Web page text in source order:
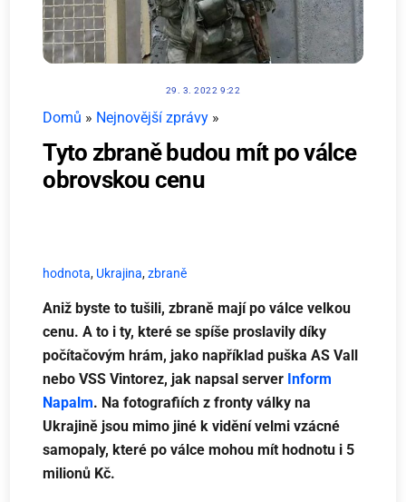
29. 3. 2022 9:22
Domů » Nejnovější zprávy »
Tyto zbraně budou mít po válce
obrovskou cenu
hodnota, Ukrajina,zbraně
Aniž byste to tušili, zbraně mají po válce velkou
cenu. A to i ty, které se spíše proslavily díky
počítačovým hrám, jako například puška AS Vall
nebo VSS Vintorez, jak napsal server Inform
Napalm. Na fotografiích z fronty války na
Ukrajině jsou mimo jiné k vidění velmi vzácné
samopaly, které po válce mohou mít hodnotu i 5
milionů Kč.